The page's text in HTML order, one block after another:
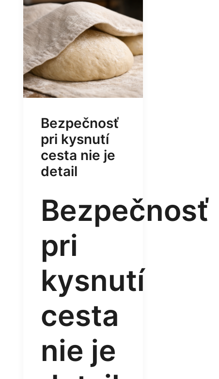
Bezpečnosť
pri kysnutí
cesta nie je
detail
Bezpečnosť
pri
kysnutí
cesta
nie je